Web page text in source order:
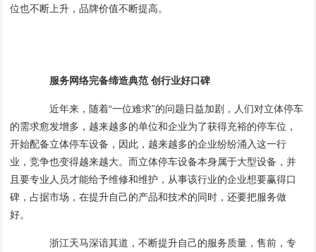
位也不断上升，品牌价值不断提高。
服务网络完备缔造典范 创行业好口碑
近年来，随着“一位难求”的问题日益加剧，人们对立体停车
的需求愈发增多，越来越多的单位和企业为了获得充裕的停车位，
开始配备立体停车设备，因此，越来越多的企业纷纷涌入这一行
业，竞争也变得越来越大。而立体停车设备本身属于大型设备，并
且要专业人员才能给予维修和维护，从事该行业的企业想要赢得口
碑，占据市场，在提升自己的产品和技术的同时，还要把服务做
好。
浙江天马深谙其道，不断提升自己的服务质量，售前，专